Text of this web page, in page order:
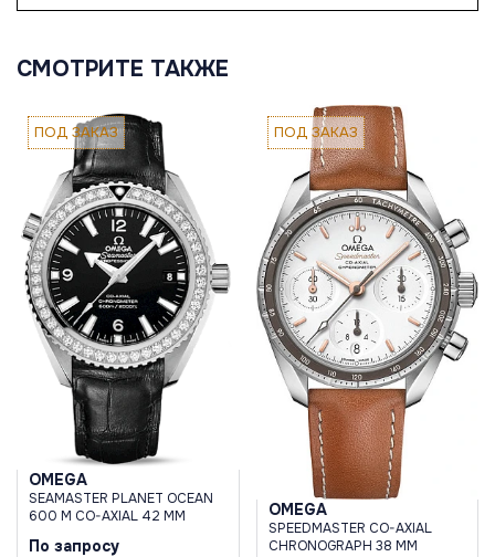
СМОТРИТЕ ТАКЖЕ
ПОД ЗАКАЗ
OMEGA
SEAMASTER PLANET OCEAN
600 M CO-AXIAL 42 MM
По запросу
ПОД ЗАКАЗ
OMEGA
SPEEDMASTER CO-AXIAL
CHRONOGRAPH 38 MM